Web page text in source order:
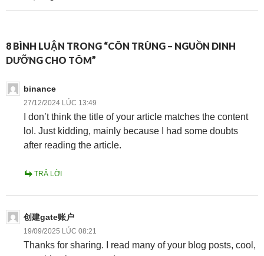
8 BÌNH LUẬN TRONG “CÔN TRÙNG – NGUỒN DINH
DƯỠNG CHO TÔM”
binance
27/12/2024 LÚC 13:49
I don’t think the title of your article matches the content
lol. Just kidding, mainly because I had some doubts
after reading the article.
TRẢ LỜI
创建gate账户
19/09/2025 LÚC 08:21
Thanks for sharing. I read many of your blog posts, cool,